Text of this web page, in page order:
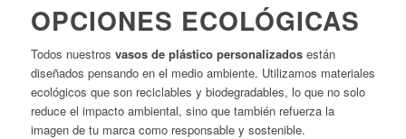
OPCIONES ECOLÓGICAS
Todos nuestros vasos de plástico personalizadosestán
diseñados pensando en el medio ambiente. Utilizamos materiales
ecológicos que son reciclables y biodegradables, lo que no solo
reduce el impacto ambiental, sino que también refuerza la
imagen de tu marca como responsable y sostenible.